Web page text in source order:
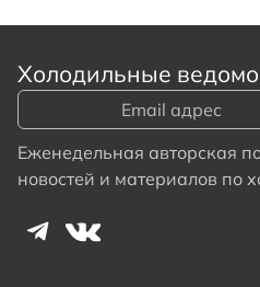
Холодильные
Еженедельная авторская
новостей и материалов по